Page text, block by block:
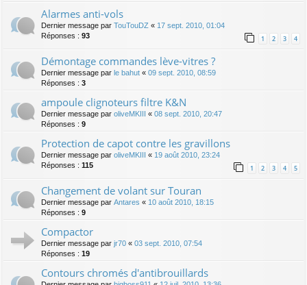
Alarmes anti-vols
Dernier message par TouTouDZ « 17 sept. 2010, 01:04
Réponses : 93 1 2 3 4
Démontage commandes lève-vitres ?
Dernier message par le bahut « 09 sept. 2010, 08:59
Réponses : 3
ampoule clignoteurs filtre K&N
Dernier message par oliveMKIII « 08 sept. 2010, 20:47
Réponses : 9
Protection de capot contre les gravillons
Dernier message par oliveMKIII « 19 août 2010, 23:24
Réponses : 115 1 2 3 4 5
Changement de volant sur Touran
Dernier message par Antares « 10 août 2010, 18:15
Réponses : 9
Compactor
Dernier message par jr70 « 03 sept. 2010, 07:54
Réponses : 19
Contours chromés d'antibrouillards